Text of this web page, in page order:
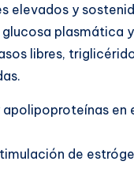
elevados y
plasmática
libres,
apolipoproteínas en
de